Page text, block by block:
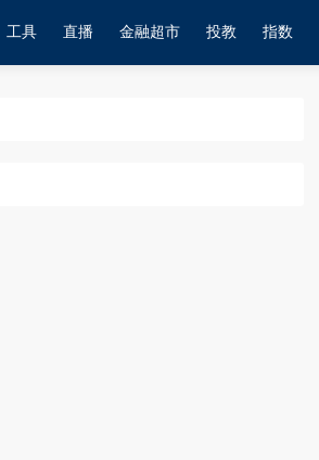
工具 直播 金融超市 投教 指数